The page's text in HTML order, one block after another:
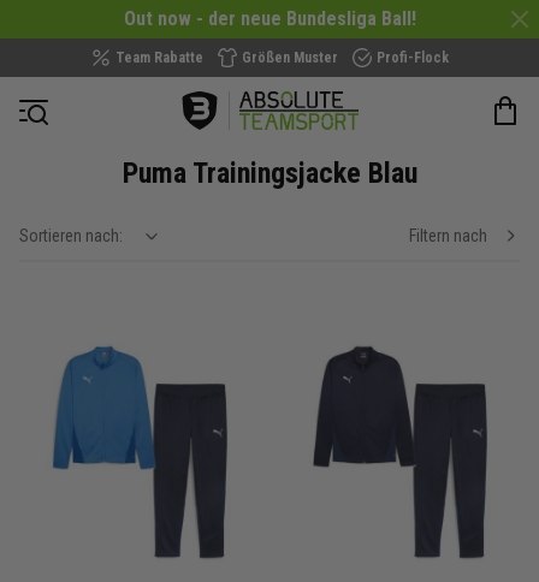
Out now - der neue Bundesliga Ball!
Team Rabatte Größen Muster Profi-Flock
Navigation öffnen
Puma Trainingsjacke Blau
Sortieren nach: show filteroptions Filtern nach